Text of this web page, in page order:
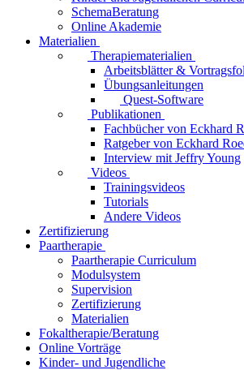
SchemaBeratung
Online Akademie
Materialien
Therapiematerialien
Arbeitsblätter &
Übungsanleitungen
Quest-Software
Publikationen
Fachbücher von Eckhard
Ratgeber von Eckhard
Interview mit Jeffry Young
Videos
Trainingsvideos
Tutorials
Andere Videos
Zertifizierung
Paartherapie
Paartherapie Curriculum
Modulsystem
Supervision
Zertifizierung
Materialien
Fokaltherapie/Beratung
Online Vorträge
Kinder- und Jugendliche